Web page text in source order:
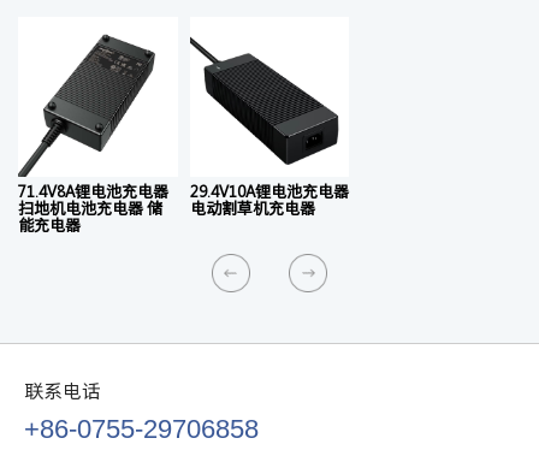
71.4V8A锂电池充电器
扫地机电池充电器 储
能充电器
29.4V10A锂电池充电器
电动割草机充电器
联系电话
+86-0755-29706858